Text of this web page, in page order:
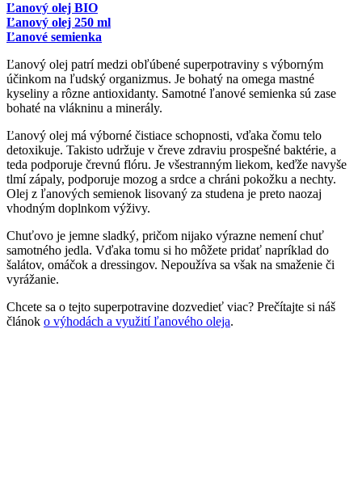
Ľanový olej BIO
Ľanový olej 250 ml
Ľanové semienka
Ľanový olej patrí medzi obľúbené superpotraviny s výborným
účinkom na ľudský organizmus. Je bohatý na omega mastné
kyseliny a rôzne antioxidanty. Samotné ľanové semienka sú zase
bohaté na vlákninu a minerály.
Ľanový olej má výborné čistiace schopnosti, vďaka čomu telo
detoxikuje. Takisto udržuje v čreve zdraviu prospešné baktérie, a
teda podporuje črevnú flóru. Je všestranným liekom, keďže navyše
tlmí zápaly, podporuje mozog a srdce a chráni pokožku a nechty.
Olej z ľanových semienok lisovaný za studena je preto naozaj
vhodným doplnkom výživy.
Chuťovo je jemne sladký, pričom nijako výrazne nemení chuť
samotného jedla. Vďaka tomu si ho môžete pridať napríklad do
šalátov, omáčok a dressingov. Nepoužíva sa však na smaženie či
vyrážanie.
Chcete sa o tejto superpotravine dozvedieť viac? Prečítajte si náš
článok o výhodách a využití ľanového oleja.